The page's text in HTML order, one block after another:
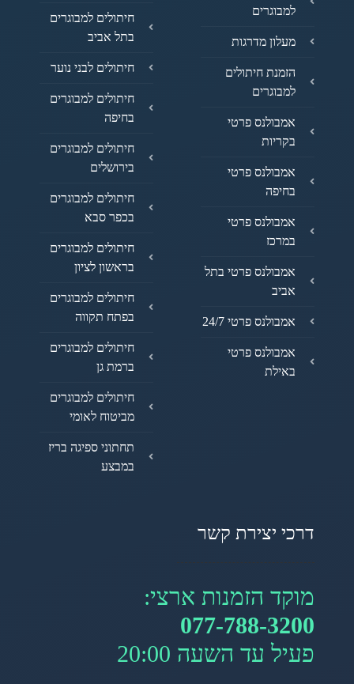
למבוגרים
מעלון מדרגות
הזמנת חיתולים
למבוגרים
אמבולנס פרטי
בקריות
אמבולנס פרטי
בחיפה
אמבולנס פרטי
במרכז
אמבולנס פרטי בתל
אביב
אמבולנס פרטי 24/7
אמבולנס פרטי
באילת
חיתולים למבוגרים
בתל אביב
חיתולים לבני נוער
חיתולים למבוגרים
בחיפה
חיתולים למבוגרים
בירושלים
חיתולים למבוגרים
בכפר סבא
חיתולים למבוגרים
בראשון לציון
חיתולים למבוגרים
בפתח תקווה
חיתולים למבוגרים
ברמת גן
חיתולים למבוגרים
מביטוח לאומי
תחתוני ספיגה בריז
במבצע
דרכי יצירת קשר
מוקד הזמנות ארצי:
077-788-3200
פעיל עד השעה 20:00